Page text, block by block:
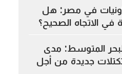
في مصر: هل
في الاتجاه الصحيح؟
المتوسط: مدى
جديدة من أجل